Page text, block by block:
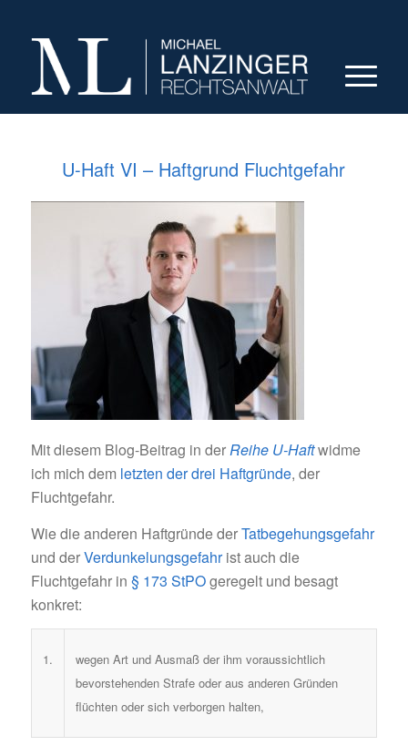
U-Haft VI – Haftgrund Fluchtgefahr
Mit diesem Blog-Beitrag in derReihe U-Haftwidme
ich mich dem letzten der drei Haftgründe, der
Fluchtgefahr.
Wie die anderen Haftgründe derTatbegehungsgefahr
und derVerdunkelungsgefahrist auch die
Fluchtgefahr in § 173 StPOgeregelt und besagt
konkret:
1.
wegen Art und Ausmaß der ihm voraussichtlich
bevorstehenden Strafe oder aus anderen Gründen
flüchten oder sich verborgen halten,